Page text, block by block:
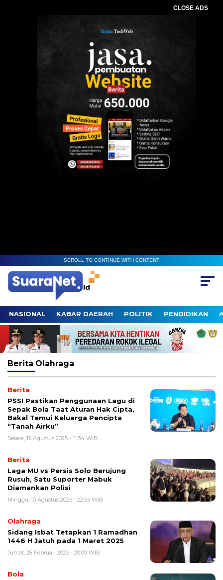
CLOSE ADS
SCROLL TO CONTINUE WITH CONTENT
NASIONAL KABAR DAERAH POLITIK PENDIDIKAN
Berita Olahraga
Berita
PSSI Pastikan Penggunaan Lagu di
Sepak Bola Taat Aturan Hak Cipta,
Bakal Temui Keluarga Pencipta
“Tanah Airku”
Selasa, 19 Agustus 2025 - 11:34 WIB
Berita
Laga MU vs Persis Solo Berujung
Rusuh, Satu Suporter Mabuk
Diamankan Polisi
Minggu, 10 Agustus 2025 - 22:55 WIB
Olahraga
Sidang Isbat Tetapkan 1 Ramadhan
1446 H Jatuh pada 1 Maret 2025
Jumat, 28 Februari 2025 - 20:09 WIB
Bola